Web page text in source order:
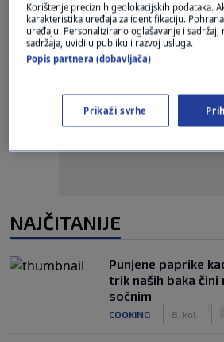
Oglas
NAJČITANIJE
Punjene paprike
trik naših baka čini
sočnim
COOKING 8. kol.
Korištenje preciznih geolokacijskih podataka.
karakteristika uređaja za identifikaciju.
uređaju. Personalizirano oglašavanje i sadržaj,
sadržaja, uvidi u publiku i razvoj usluga.
Popis partnera (dobavljača)
Prikaži svrhe